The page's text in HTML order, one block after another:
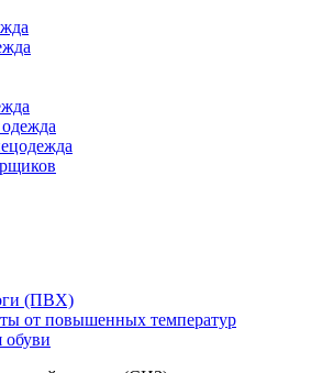
(ПВХ)
от повышенных температур
обуви